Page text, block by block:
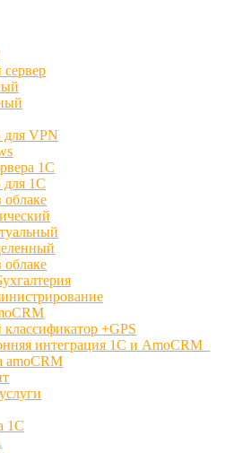
для VPN
1С
для 1С
облаке
облаке
+GPS
интеграция 1С и AmoCRM
amoCRM
1С